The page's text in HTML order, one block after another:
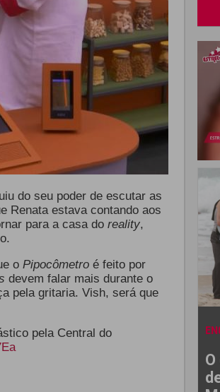
do seu poder de escutar as
Renata estava contando aos
para a casa do reality,
o Pipocômetroé feito por
devem falar mais durante o
pela gritaria. Vish, será que
pela Central do